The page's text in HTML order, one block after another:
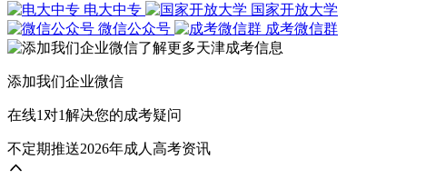
电大中专
国家开放大学
微信公众号
成考微信群
添加我们企业微信
在线1对1解决您的成考疑问
不定期推送2026年成人高考资讯